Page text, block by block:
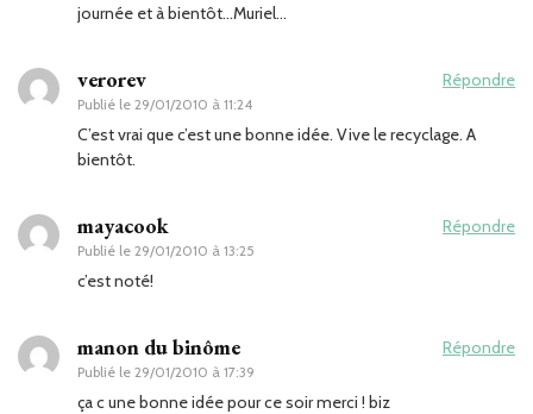
journée et à bientôt…Muriel…
verorev
Publié le 29/01/2010 à 11:24
Répondre
C’est vrai que c’est une bonne idée. Vive le recyclage. A
bientôt.
mayacook
Publié le 29/01/2010 à 13:25
Répondre
c’est noté!
manon du binôme
Publié le 29/01/2010 à 17:39
Répondre
ça c une bonne idée pour ce soir merci ! biz